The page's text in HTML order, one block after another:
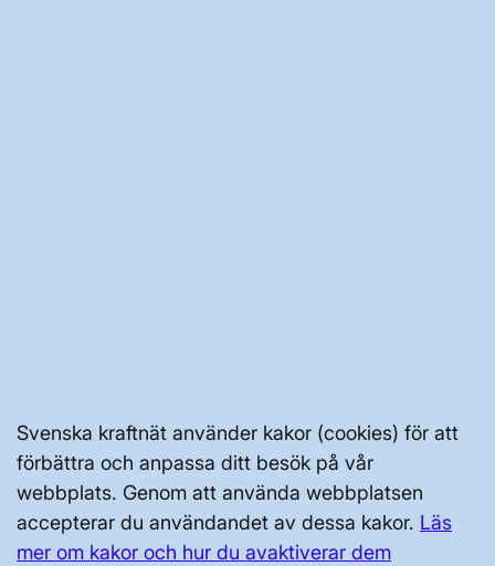
Svenska kraftnät använder kakor (cookies) för att
förbättra och anpassa ditt besök på vår
webbplats. Genom att använda webbplatsen
accepterar du användandet av dessa kakor. Läs
mer om kakor och hur du avaktiverar dem
GENVÄGAR